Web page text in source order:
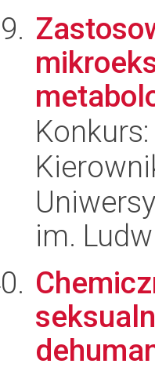
Konkurs:
im.